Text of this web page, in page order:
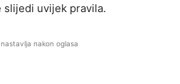
slijedi uvijek pravila.
nakon oglasa